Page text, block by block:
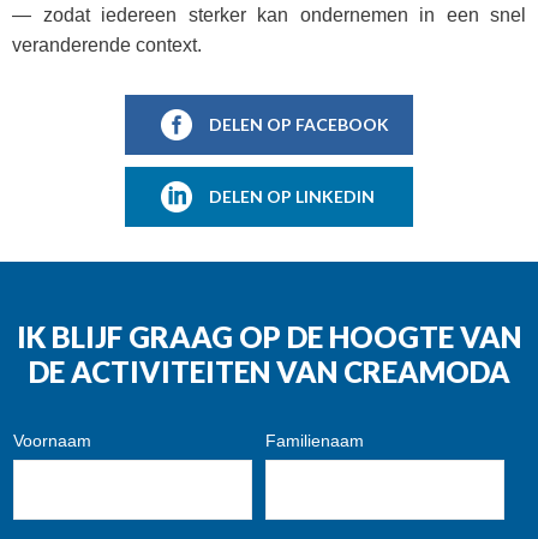
— zodat iedereen sterker kan ondernemen in een snel
veranderende context.
DELEN OP FACEBOOK
DELEN OP LINKEDIN
IK BLIJF GRAAG OP DE HOOGTE VAN
DE ACTIVITEITEN VAN CREAMODA
Voornaam Familienaam